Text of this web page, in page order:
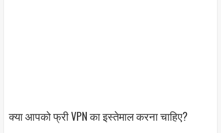
क्या आपको फ्री VPN का इस्तेमाल करना चाहिए?